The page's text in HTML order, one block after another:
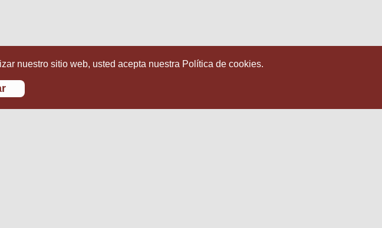
nuestro sitio web, usted acepta nuestra Política de cookies.